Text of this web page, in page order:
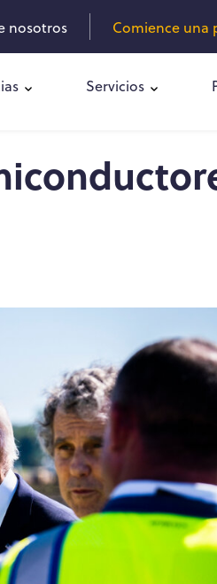
nosotros Comience una
Servicios